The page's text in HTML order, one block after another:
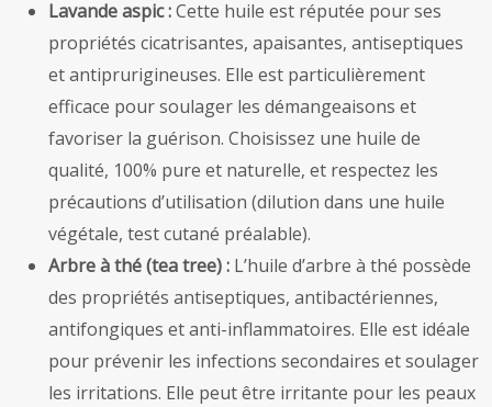
Lavande aspic :Cette huile est réputée pour ses
propriétés cicatrisantes, apaisantes, antiseptiques
et antiprurigineuses. Elle est particulièrement
efficace pour soulager les démangeaisons et
favoriser la guérison. Choisissez une huile de
qualité, 100% pure et naturelle, et respectez les
précautions d’utilisation (dilution dans une huile
végétale, test cutané préalable).
Arbre à thé (tea tree) : L’huile d’arbre à thé possède
des propriétés antiseptiques, antibactériennes,
antifongiques et anti-inflammatoires. Elle est idéale
pour prévenir les infections secondaires et soulager
les irritations. Elle peut être irritante pour les peaux